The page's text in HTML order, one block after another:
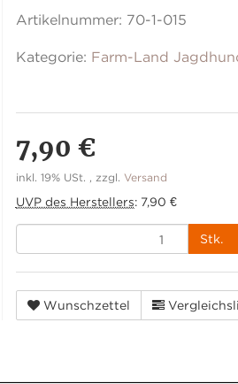
Artikelnummer: 70-1-015
Kategorie: Farm-Land
7,90 €
inkl. 19% USt. , zzgl. Versand
UVP des Herstellers: 7,90 €
Stk.
Wunschzettel